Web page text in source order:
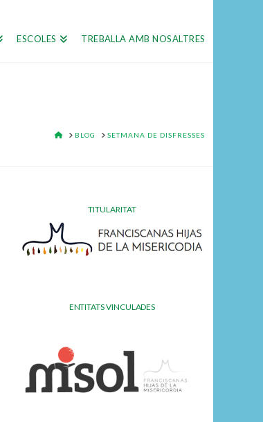
ESCOLES TREBALLA AMB NOSALTRES
HOME
BLOG SETMANA DE DISFRESSES
TITULARITAT
ENTITATS VINCULADES